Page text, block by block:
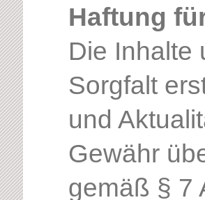
Haftung
Die Inhalte
Sorgfalt
und
Gewähr
gemäß § 7